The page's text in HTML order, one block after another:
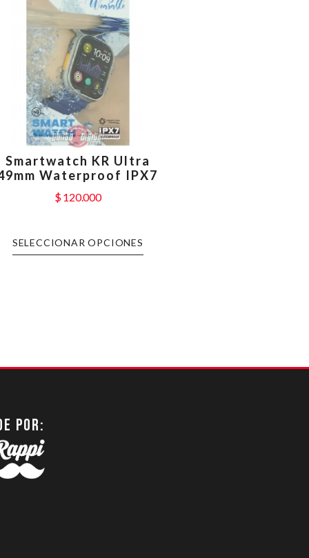
Smartwatch KR Ultra
Waterproof IPX7
$120.000
SELECCIONAR OPCIONES
POR: